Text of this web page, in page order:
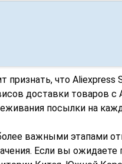
признать, что Aliexpress
доставки товаров
посылки на
важными этапами
Если вы ожидаете